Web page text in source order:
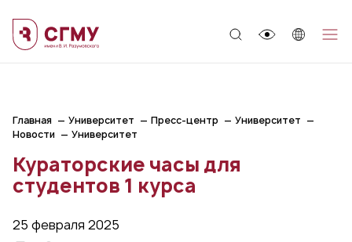
Главная Университет Пресс-центр
Университет
Новости
Университет
Кураторские часы для
студентов 1 курса
25 февраля 2025